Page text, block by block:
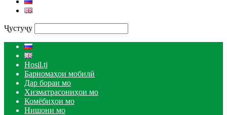
Ҷустуҷу
Hosil.tj
Барномаҳои мобилӣ
Дар бораи мо
Хизматрасониҳои мо
Комёбиҳои мо
Нишони мо